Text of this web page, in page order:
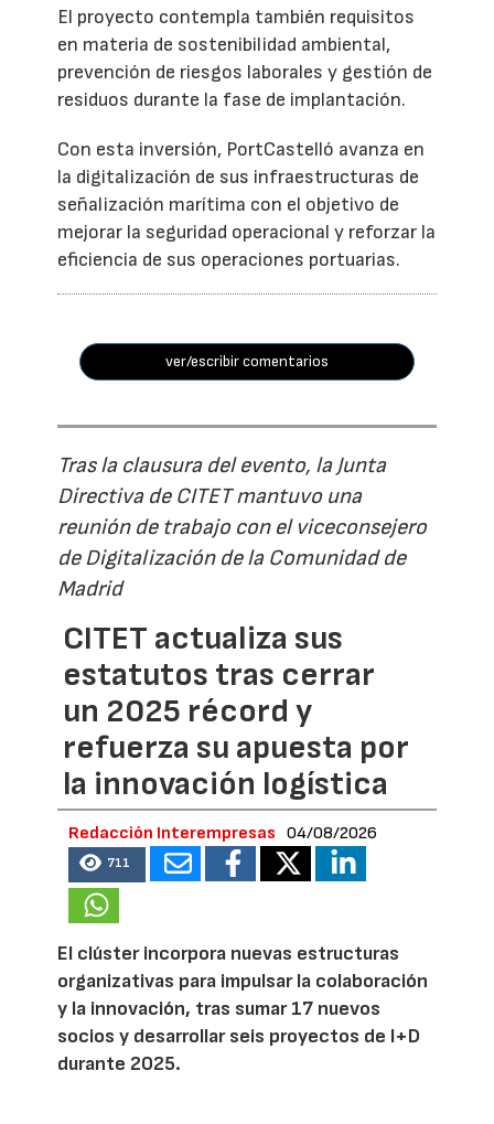
El proyecto contempla también requisitos
en materia de sostenibilidad ambiental,
prevención de riesgos laborales y gestión de
residuos durante la fase de implantación.
Con esta inversión, PortCastelló avanza en
la digitalización de sus infraestructuras de
señalización marítima con el objetivo de
mejorar la seguridad operacional y reforzar la
eficiencia de sus operaciones portuarias.
ver/escribir comentarios
Tras la clausura del evento, la Junta
Directiva de CITET mantuvo una
reunión de trabajo con el viceconsejero
de Digitalización de la Comunidad de
Madrid
CITET actualiza sus
estatutos tras cerrar
un 2025 récord y
refuerza su apuesta por
la innovación logística
Redacción Interempresas 04/08/2026
711
El clúster incorpora nuevas estructuras
organizativas para impulsar la colaboración
y la innovación, tras sumar 17 nuevos
socios y desarrollar seis proyectos de I+D
durante 2025.